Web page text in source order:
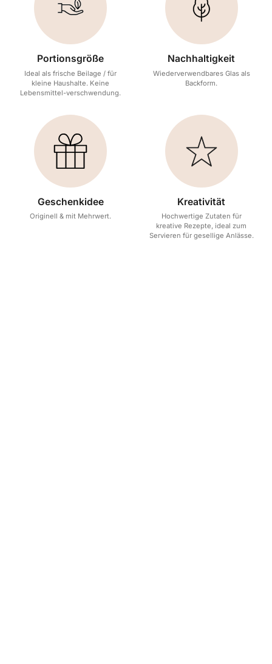
Portionsgröße
Ideal als frische Beilage / für
kleine Haushalte. Keine
Lebensmittel-verschwendung.
Nachhaltigkeit
Wiederverwendbares Glas als
Backform.
Geschenkidee
Originell & mit Mehrwert.
Kreativität
Hochwertige Zutaten für
kreative Rezepte, ideal zum
Servieren für gesellige Anlässe.